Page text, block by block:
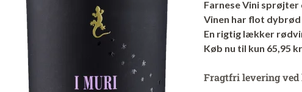
Farnese Vini
Vinen har flot
En rigtig lækker
Køb nu til kun 65,95
Fragtfri levering ved